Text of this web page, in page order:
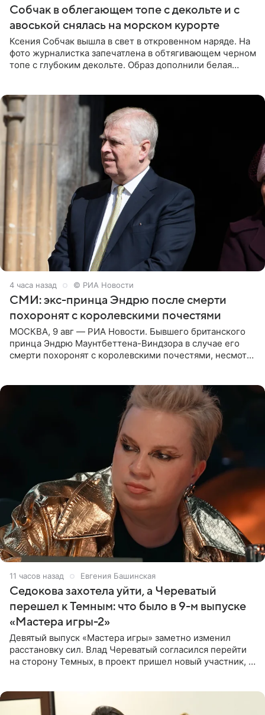
Собчак в облегающем топе с декольте и с
авоськой снялась на морском курорте
Ксения Собчак вышла в свет в откровенном наряде. На
фото журналистка запечатлена в обтягивающем черном
топе с глубоким декольте. Образ дополнили белая
4 часа назад © РИА Новости
СМИ: экс-принца Эндрю после смерти
похоронят с королевскими почестями
МОСКВА, 9 авг — РИА Новости. Бывшего британского
принца Эндрю Маунтбеттена-Виндзора в случае его
смерти похоронят с королевскими почестями, несмотря
11 часов назад Евгения Башинская
Седокова захотела уйти, а Череватый
перешел к Темным: что было в 9-м выпуске
«Мастера игры-2»
Девятый выпуск «Мастера игры» заметно изменил
расстановку сил. Влад Череватый согласился перейти
на сторону Темных, в проект пришел новый участник, а